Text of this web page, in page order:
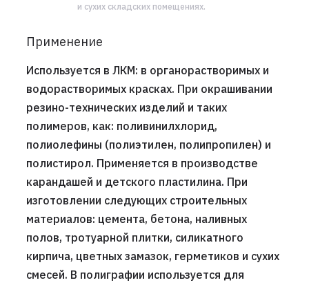
и сухих складских помещениях.
Применение
Используется в ЛКМ: в органорастворимых и
водорастворимых красках. При окрашивании
резино-технических изделий и таких
полимеров, как: поливинилхлорид,
полиолефины (полиэтилен, полипропилен) и
полистирол. Применяется в производстве
карандашей и детского пластилина. При
изготовлении следующих строительных
материалов: цемента, бетона, наливных
полов, тротуарной плитки, силикатного
кирпича, цветных замазок, герметиков и сухих
смесей. В полиграфии используется для